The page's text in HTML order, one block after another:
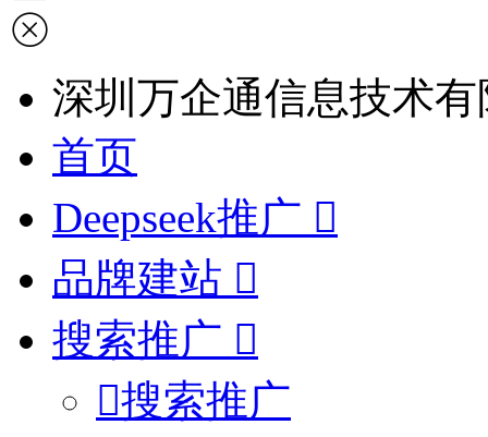
深圳万企通信息技术
首页
Deepseek推广
品牌建站
搜索推广
搜索推广